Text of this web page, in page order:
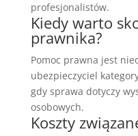
profesjonalistów.
Kiedy warto
prawnika?
Pomoc prawna jest
ubezpieczyciel
gdy sprawa dotyczy
osobowych.
Koszty